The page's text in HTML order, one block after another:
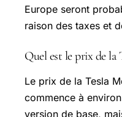
Europe seront
raison des taxes et
Quel est le prix de la
Le prix de la Tesla
commence à
version de base,